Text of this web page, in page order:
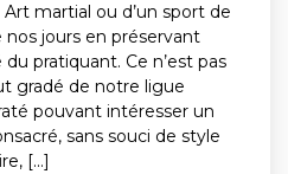
Art martial ou d’un sport de
jours en préservant
pratiquant. Ce n’est pas
gradé de notre ligue
pouvant intéresser un
sans souci de style
[...]